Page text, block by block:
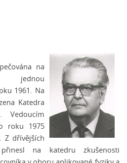
na
jednou
1961. Na
Katedra
roku 1975
Z dřívějších
na katedru zkušenosti